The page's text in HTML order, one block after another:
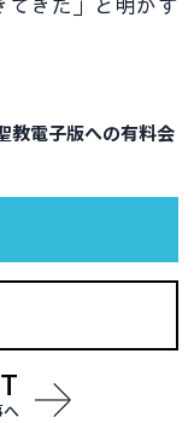
教電子版への有料会